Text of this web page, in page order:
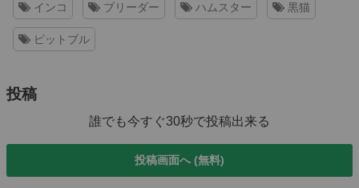
インコ ブリーダー ハムスター 黒猫
ピットブル
投稿
誰でも今すぐ30秒で投稿出来る
投稿画面へ (無料)